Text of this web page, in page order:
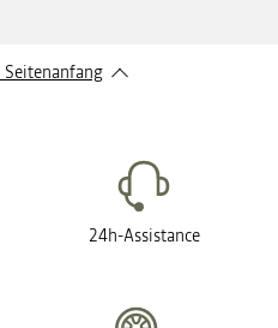
Seitenanfang
24h-Assistance